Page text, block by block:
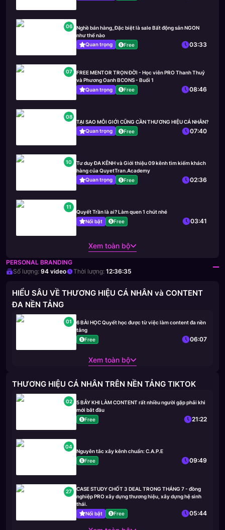
06
Nghề bán hàng_Đặc biệt là sale Bất động sản NGON
như thế nào
Quan trọng
Free 03:33
07
FREE MENTOR TRỌN ĐỜI - Học viên PRO Thanh Thuỷ
và Phương Oanh BCONS - Buổi 1
Quan trọng
Free 08:46
08
TẠI SAO MÔI GIỚI CŨNG CẦN THƯƠNG HIỆU CÁ NHÂN?
Quan trọng
Free 07:40
10
Tư duy ĐA KÊNH và Giới thiệu 09 kênh tìm kiếm khách
hàng của QuyetTran.Academy
Quan trọng
Free 02:36
11
Quyết Trần là ai? Làm quen 1 chút nhé
Nổi bật
Free 03:41
Xem toàn bộ
PERSONAL BRANDING
Số lượng: 94 video Thời lượng: 12:36:35
HIỂU SÂU VỀ THƯƠNG HIỆU CÁ NHÂN và CONTENT
ĐA NỀN TẢNG
01
6 BÀI HỌC Quyết học được từ việc làm content đa nền
tảng
Free
06:07
Xem toàn bộ
THƯƠNG HIỆU CÁ NHÂN TRÊN NỀN TẢNG TIKTOK
02
5 BẪY KHI LÀM CONTENT rất nhiều người gặp phải khi
mới bắt đầu
Free
21:22
04
Nguyên tắc xây kênh chuẩn: C.A.P.E
Free
09:49
27
CASE STUDY CHỐT 3 DEAL TRONG THÁNG 7 - đồng
nghiệp PRO xây dựng thương hiệu, xây dựng hệ sinh
thái.
Nổi bật
Free 05:44